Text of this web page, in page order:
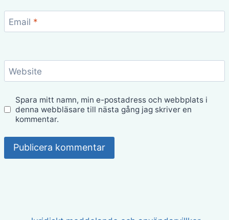
Email *
Website
Spara mitt namn, min e-postadress och webbplats i
denna webbläsare till nästa gång jag skriver en
kommentar.